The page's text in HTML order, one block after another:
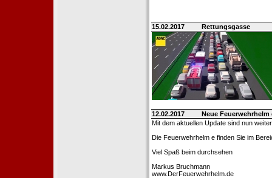
15.02.2017 Rettungsgasse
12.02.2017
Neue
Mit dem aktuellen Update sind nun
Die Feuerwehrhelm e finden Sie im
Viel Spaß beim durchsehen
Markus Bruchmann
www.DerFeuerwehrhelm.de